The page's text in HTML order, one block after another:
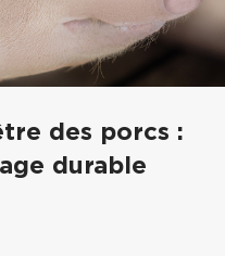
des porcs :
durable